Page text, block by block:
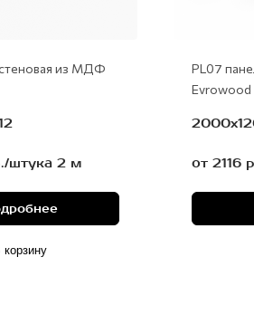
из МДФ
штука 2 м
корзину
PL07
Evrowood
от 2116